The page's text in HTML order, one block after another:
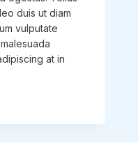
duis ut diam
vulputate
at in